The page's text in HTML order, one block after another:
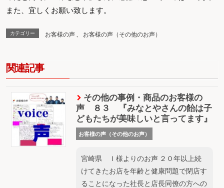
また、宜しくお願い致します。
カテゴリー お客様の声 お客様の声（その他のお声）
関連記事
その他の事例・商品のお客様の
声 ８３ 『みなとやさんの飴は子
どもたちが美味しいと言ってます』
お客様の声（その他のお声）
宮崎県 Ｉ様よりのお声 ２０年以上続
けてきたお店を年齢と健康問題で閉店す
ることになった社長と店長同僚の方への